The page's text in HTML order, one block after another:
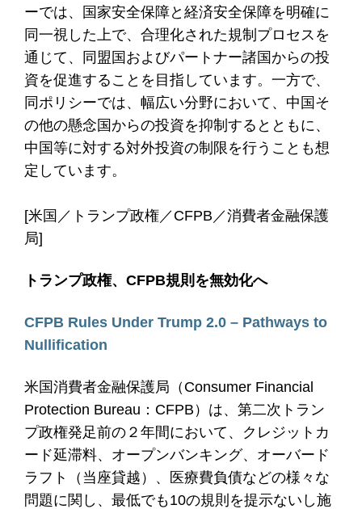
ーでは、国家安全保障と経済安全保障を明確に
同一視した上で、合理化された規制プロセスを
通じて、同盟国およびパートナー諸国からの投
資を促進することを目指しています。一方で、
同ポリシーでは、幅広い分野において、中国そ
の他の懸念国からの投資を抑制するとともに、
中国等に対する対外投資の制限を行うことも想
定しています。
[米国／トランプ政権／CFPB／消費者金融保護
局]
トランプ政権、CFPB規則を無効化へ
CFPB Rules Under Trump 2.0 – Pathways to
Nullification
米国消費者金融保護局（Consumer Financial
Protection Bureau：CFPB）は、第二次トラン
プ政権発足前の２年間において、クレジットカ
ード延滞料、オープンバンキング、オーバード
ラフト（当座貸越）、医療費負債などの様々な
問題に関し、最低でも10の規則を提示ないし施